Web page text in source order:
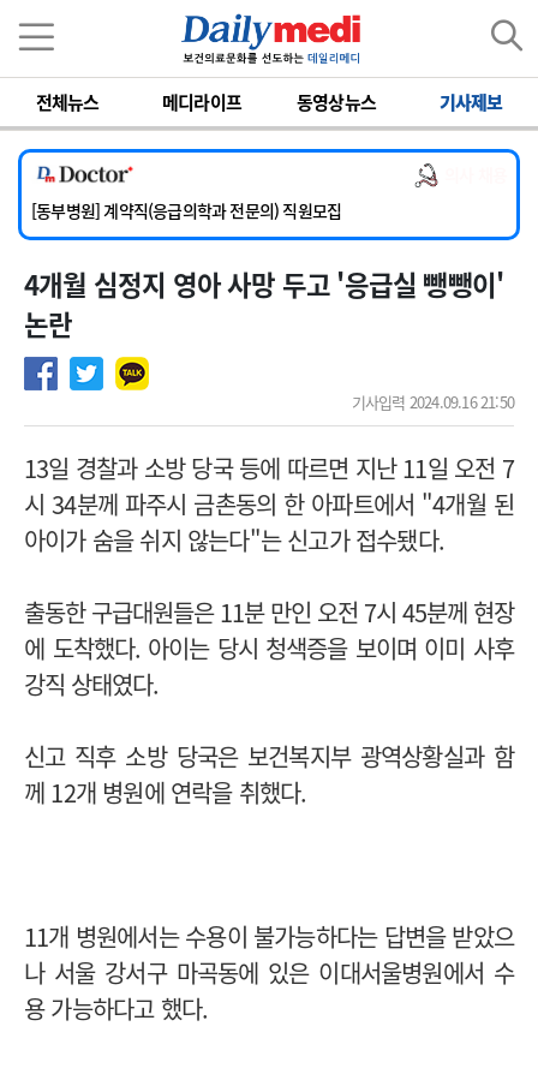
전체뉴스 메디라이프 동영상뉴스 기사제보
[서울아산병원] 2026년 하반기 인턴 모집
[영남대학교의료원] 마취통증의학과 임기제 임상의사 채용
[충남대학교병원] 소아청소년과(소아응급전담) 계약직 의사 공개채용
[동부병원] 계약직(응급의학과 전문의) 직원모집
[이대목동병원] 하반기 전공의(레지던트1년차) 모집
[서울아산병원] 2026년 하반기 인턴 모집
[영남대학교의료원] 마취통증의학과 임기제 임상의사 채용
4개월 심정지 영아 사망 두고 '응급실 뺑뺑이'
논란
기사입력 2024.09.16 21:50
13일 경찰과 소방 당국 등에 따르면 지난 11일 오전 7
시 34분께 파주시 금촌동의 한 아파트에서 "4개월 된
아이가 숨을 쉬지 않는다"는 신고가 접수됐다.
출동한 구급대원들은 11분 만인 오전 7시 45분께 현장
에 도착했다. 아이는 당시 청색증을 보이며 이미 사후
강직 상태였다.
신고 직후 소방 당국은 보건복지부 광역상황실과 함
께 12개 병원에 연락을 취했다.
11개 병원에서는 수용이 불가능하다는 답변을 받았으
나 서울 강서구 마곡동에 있은 이대서울병원에서 수
용 가능하다고 했다.